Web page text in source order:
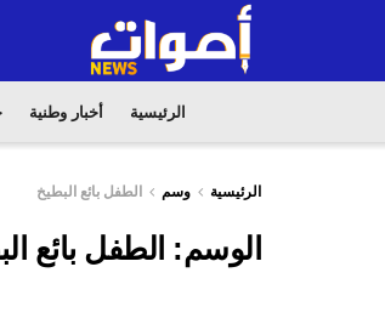
الرئيسية أخبار وطنية
الرئيسية وسم الطفل بائع البطيخ
الوسم: الطفل بائع